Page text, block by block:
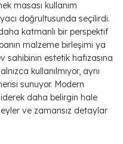
masası kullanım
doğrultusunda seçilirdi.
katmanlı bir perspektif
malzeme birleşimi ya
sahibinin estetik hafızasına
kullanılmıyor, aynı
sunuyor. Modern
daha belirgin hale
ve zamansız detaylar